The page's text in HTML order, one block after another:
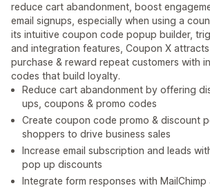
reduce cart abandonment, boost
email signups, especially when using a
its intuitive coupon code popup builder,
and integration features, Coupon X
purchase & reward repeat customers with
codes that build loyalty.
Reduce cart abandonment by offering
ups, coupons & promo codes
Create coupon code promo & discount
shoppers to drive business sales
Increase email subscription and leads
pop up discounts
Integrate form responses with